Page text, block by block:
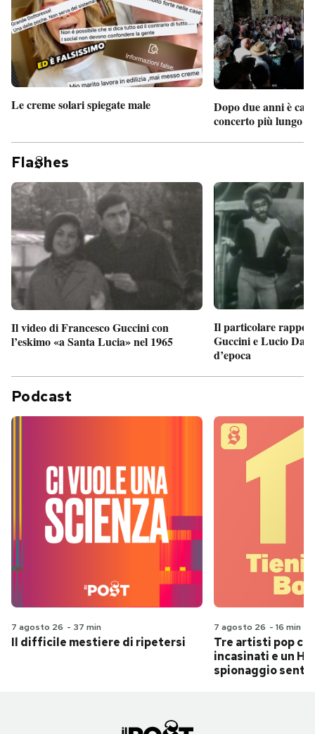
Le creme solari spiegate male
Dopo due anni è
concerto più lungo
Fla hes
Il video di Francesco Guccini con
l’eskimo «a Santa Lucia» nel 1965
Il particolare
Guccini e Lucio
d’epoca
Podcast
7 agosto 26 - 37 min
Il difficile mestiere di ripetersi
7 agosto 26 - 16 min
Tre artisti pop
incasinati e un
spionaggio